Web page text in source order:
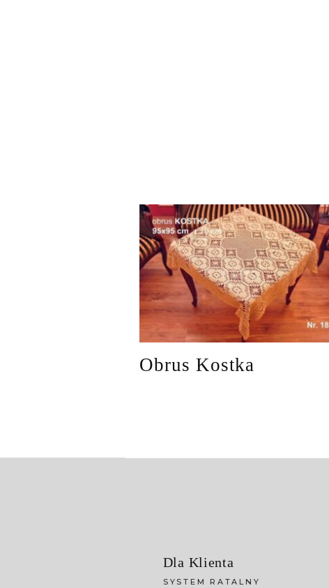
Obrus Kostka
Dla Klienta
SYSTEM RATALNY